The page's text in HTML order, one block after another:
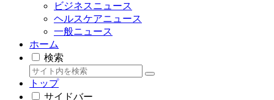
ビジネスニュース
ヘルスケアニュース
一般ニュース
ホーム
検索
トップ
サイドバー